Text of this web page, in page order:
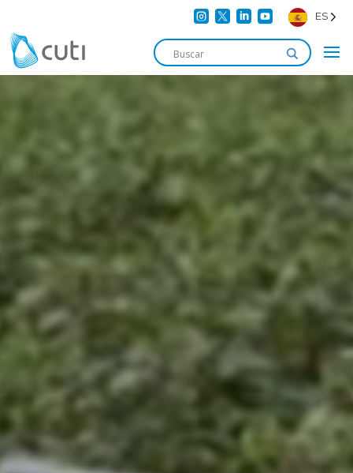
    ES